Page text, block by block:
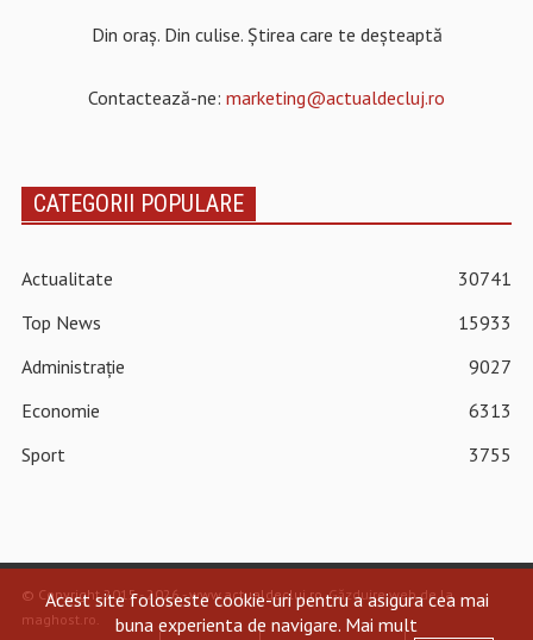
Din oraș. Din culise. Știrea care te deșteaptă
Contactează-ne: marketing@actualdecluj.ro
CATEGORII POPULARE
Actualitate
30741
Top News
15933
Administrație
9027
Economie
6313
Sport
3755
© Copyright 2015 - 2026 - www.actualdecluj.ro.Găzduire web de la
maghost.ro
Acest site foloseste cookie-uri pentru a asigura cea mai
buna experienta de navigare. Mai mult